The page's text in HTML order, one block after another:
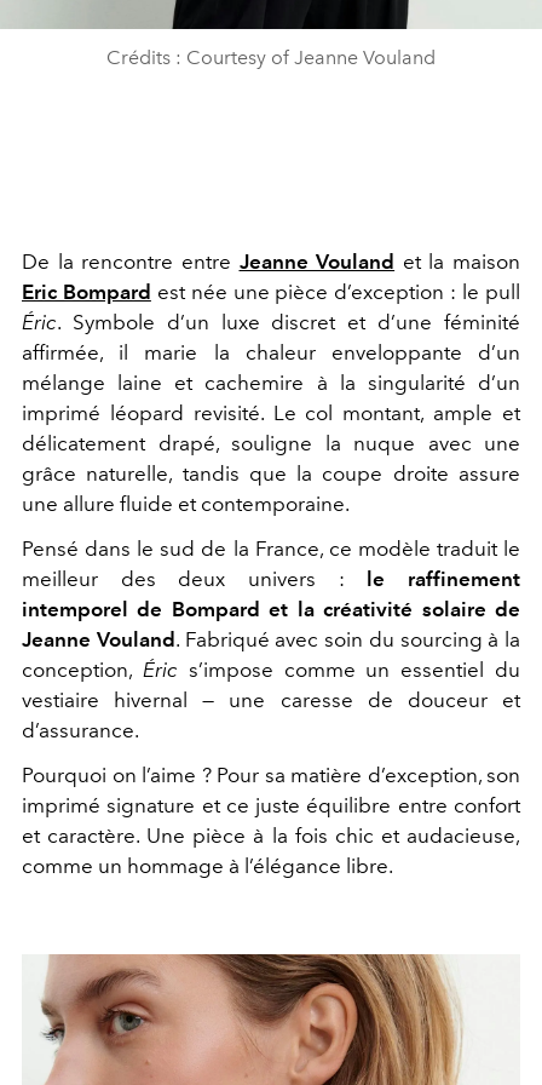
Crédits : Courtesy of Jeanne Vouland
De la rencontre entre Jeanne Vouland et la maison
Eric Bompard est née une pièce d’exception : le pull
Éric. Symbole d’un luxe discret et d’une féminité
affirmée, il marie la chaleur enveloppante d’un
mélange laine et cachemire à la singularité d’un
imprimé léopard revisité. Le col montant, ample et
délicatement drapé, souligne la nuque avec une
grâce naturelle, tandis que la coupe droite assure
une allure fluide et contemporaine.
Pensé dans le sud de la France, ce modèle traduit le
meilleur des deux univers :
le raffinement
intemporel de Bompard et la créativité solaire de
Jeanne Vouland . Fabriqué avec soin du sourcing à la
conception, Éric s’impose comme un essentiel du
vestiaire hivernal — une caresse de douceur et
d’assurance.
Pourquoi on l’aime ? Pour sa matière d’exception, son
imprimé signature et ce juste équilibre entre confort
et caractère. Une pièce à la fois chic et audacieuse,
comme un hommage à l’élégance libre.